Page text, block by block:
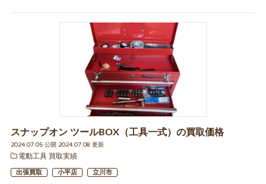
スナップオン ツールBOX（工具一式）の買取価格
2024.07.05 公開 2024.07.08 更新
電動工具 買取実績
出張買取 小平店 立川市